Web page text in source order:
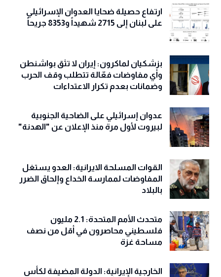
ارتفاع حصيلة ضحايا العدوان الإسرائيلي
على لبنان إلى 2715 شهيداً و8353 جريحاً
بزشكيان لماكرون: إيران لا تثق بواشنطن
وأي مفاوضات فعّالة تتطلب وقف الحرب
وضمانات بعدم تكرار الاعتداءات
عدوان إسرائيلي على الضاحية الجنوبية
لبيروت لأول مرة منذ الإعلان عن "الهدنة"
القوات المسلحة الايرانية: العدو يستغل
المفاوضات لممارسة الخداع وإلحاق الضرر
بالبلاد
متحدث الأمم المتحدة: 2.1 مليون
فلسطيني محاصرون في أقل من نصف
مساحة غزة
الخارجية الإيرانية: الدولة المضيفة لكأس